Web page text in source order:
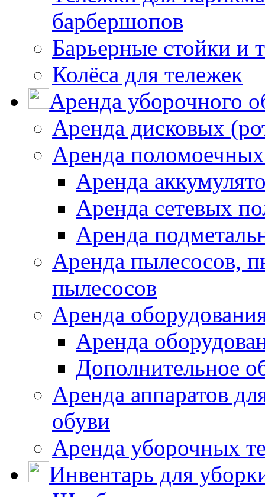
барбершопов
Барьерные стойки и
Колёса для тележек
Аренда уборочного
Аренда дисковых
Аренда
Аренда
Аренда сетевых
Аренда
Аренда пылесосов,
пылесосов
Аренда
Аренда
Дополнительное
Аренда аппаратов
обуви
Аренда уборочных
Инвентарь для